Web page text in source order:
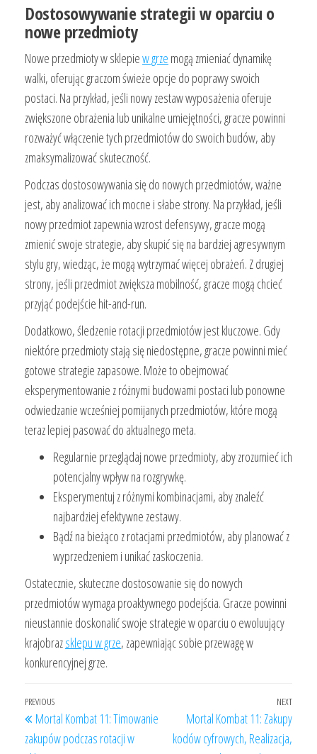
Dostosowywanie strategii w oparciu o
nowe przedmioty
Nowe przedmioty w sklepiew grze mogą zmieniać dynamikę
walki, oferując graczom świeże opcje do poprawy swoich
postaci. Na przykład, jeśli nowy zestaw wyposażenia oferuje
zwiększone obrażenia lub unikalne umiejętności, gracze powinni
rozważyć włączenie tych przedmiotów do swoich budów, aby
zmaksymalizować skuteczność.
Podczas dostosowywania się do nowych przedmiotów, ważne
jest, aby analizować ich mocne i słabe strony. Na przykład, jeśli
nowy przedmiot zapewnia wzrost defensywy, gracze mogą
zmienić swoje strategie, aby skupić się na bardziej agresywnym
stylu gry, wiedząc, że mogą wytrzymać więcej obrażeń. Z drugiej
strony, jeśli przedmiot zwiększa mobilność, gracze mogą chcieć
przyjąć podejście hit-and-run.
Dodatkowo, śledzenie rotacji przedmiotów jest kluczowe. Gdy
niektóre przedmioty stają się niedostępne, gracze powinni mieć
gotowe strategie zapasowe. Może to obejmować
eksperymentowanie z różnymi budowami postaci lub ponowne
odwiedzanie wcześniej pomijanych przedmiotów, które mogą
teraz lepiej pasować do aktualnego meta.
Regularnie przeglądaj nowe przedmioty, aby zrozumieć ich
potencjalny wpływ na rozgrywkę.
Eksperymentuj z różnymi kombinacjami, aby znaleźć
najbardziej efektywne zestawy.
Bądź na bieżąco z rotacjami przedmiotów, aby planować z
wyprzedzeniem i unikać zaskoczenia.
Ostatecznie, skuteczne dostosowanie się do nowych
przedmiotów wymaga proaktywnego podejścia. Gracze powinni
nieustannie doskonalić swoje strategie w oparciu o ewoluujący
krajobrazsklepu w grze, zapewniając sobie przewagę w
konkurencyjnej grze.
Post
navigation
Previous
Post
PREVIOUS
Mortal Kombat 11: Timowanie
zakupów podczas rotacji w
Next
Post
NEXT
Mortal Kombat 11: Zakupy
kodów cyfrowych, Realizacja,